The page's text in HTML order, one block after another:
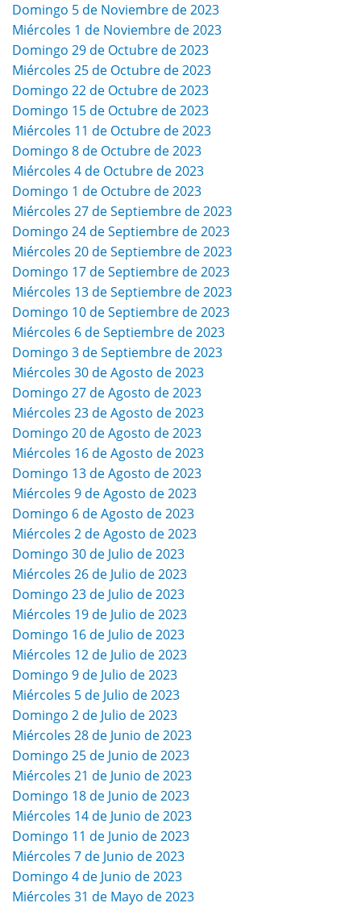
Domingo 5 de Noviembre de 2023
Miércoles 1 de Noviembre de 2023
Domingo 29 de Octubre de 2023
Miércoles 25 de Octubre de 2023
Domingo 22 de Octubre de 2023
Domingo 15 de Octubre de 2023
Miércoles 11 de Octubre de 2023
Domingo 8 de Octubre de 2023
Miércoles 4 de Octubre de 2023
Domingo 1 de Octubre de 2023
Miércoles 27 de Septiembre de 2023
Domingo 24 de Septiembre de 2023
Miércoles 20 de Septiembre de 2023
Domingo 17 de Septiembre de 2023
Miércoles 13 de Septiembre de 2023
Domingo 10 de Septiembre de 2023
Miércoles 6 de Septiembre de 2023
Domingo 3 de Septiembre de 2023
Miércoles 30 de Agosto de 2023
Domingo 27 de Agosto de 2023
Miércoles 23 de Agosto de 2023
Domingo 20 de Agosto de 2023
Miércoles 16 de Agosto de 2023
Domingo 13 de Agosto de 2023
Miércoles 9 de Agosto de 2023
Domingo 6 de Agosto de 2023
Miércoles 2 de Agosto de 2023
Domingo 30 de Julio de 2023
Miércoles 26 de Julio de 2023
Domingo 23 de Julio de 2023
Miércoles 19 de Julio de 2023
Domingo 16 de Julio de 2023
Miércoles 12 de Julio de 2023
Domingo 9 de Julio de 2023
Miércoles 5 de Julio de 2023
Domingo 2 de Julio de 2023
Miércoles 28 de Junio de 2023
Domingo 25 de Junio de 2023
Miércoles 21 de Junio de 2023
Domingo 18 de Junio de 2023
Miércoles 14 de Junio de 2023
Domingo 11 de Junio de 2023
Miércoles 7 de Junio de 2023
Domingo 4 de Junio de 2023
Miércoles 31 de Mayo de 2023